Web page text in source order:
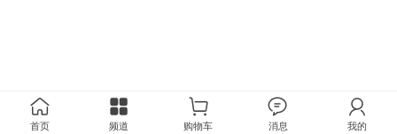
首页 频道 购物车 消息 我的